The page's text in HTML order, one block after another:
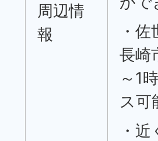
周辺情
報
・
長崎
～1
ス可
・